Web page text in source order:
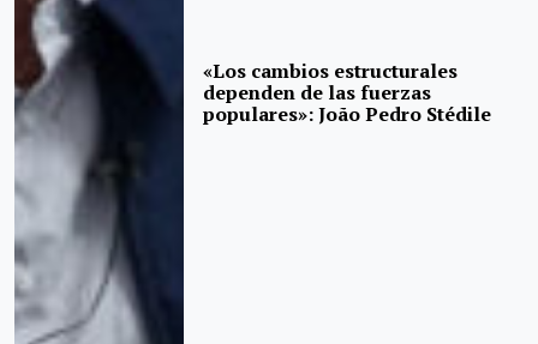
«Los cambios estructurales
dependen de las fuerzas
populares»: João Pedro Stédile